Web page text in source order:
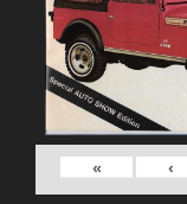
›
»